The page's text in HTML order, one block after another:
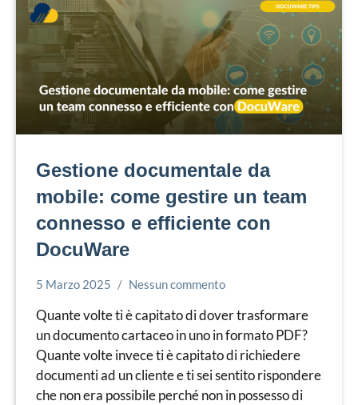
Gestione documentale da
mobile: come gestire un team
connesso e efficiente con
DocuWare
documentale
5 Marzo 2025
Simone
Leorato
Nessun commento
Quante volte ti è capitato di dover trasformare
un documento cartaceo in uno in formato PDF?
Quante volte invece ti è capitato di richiedere
documenti ad un cliente e ti sei sentito rispondere
che non era possibile perché non in possesso di